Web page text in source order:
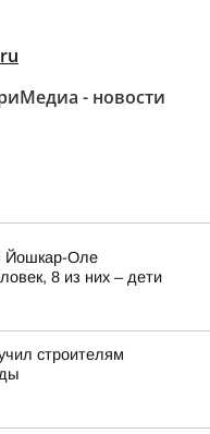
- новости
Йошкар-Оле
8 из них – дети
строителям